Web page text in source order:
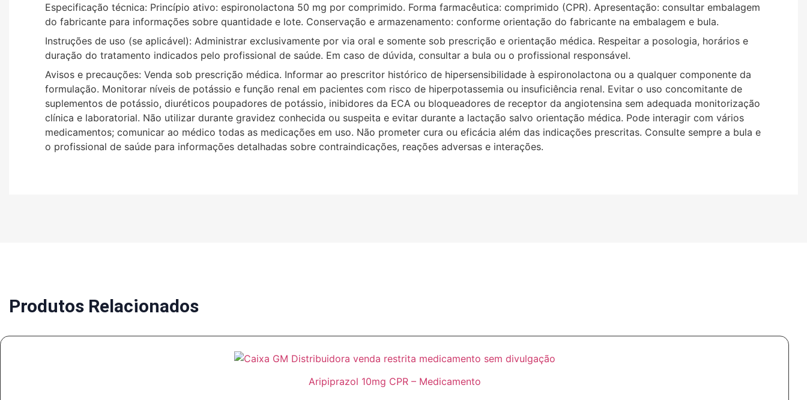
Especificação técnica: Princípio ativo: espironolactona 50 mg por comprimido. Forma farmacêutica: comprimido (CPR). Apresentação: consultar embalagem
do fabricante para informações sobre quantidade e lote. Conservação e armazenamento: conforme orientação do fabricante na embalagem e bula.
Instruções de uso (se aplicável): Administrar exclusivamente por via oral e somente sob prescrição e orientação médica. Respeitar a posologia, horários e
duração do tratamento indicados pelo profissional de saúde. Em caso de dúvida, consultar a bula ou o profissional responsável.
Avisos e precauções: Venda sob prescrição médica. Informar ao prescritor histórico de hipersensibilidade à espironolactona ou a qualquer componente da
formulação. Monitorar níveis de potássio e função renal em pacientes com risco de hiperpotassemia ou insuficiência renal. Evitar o uso concomitante de
suplementos de potássio, diuréticos poupadores de potássio, inibidores da ECA ou bloqueadores de receptor da angiotensina sem adequada monitorização
clínica e laboratorial. Não utilizar durante gravidez conhecida ou suspeita e evitar durante a lactação salvo orientação médica. Pode interagir com vários
medicamentos; comunicar ao médico todas as medicações em uso. Não prometer cura ou eficácia além das indicações prescritas. Consulte sempre a bula e
o profissional de saúde para informações detalhadas sobre contraindicações, reações adversas e interações.
Produtos Relacionados
Aripiprazol 10mg CPR – Medicamento